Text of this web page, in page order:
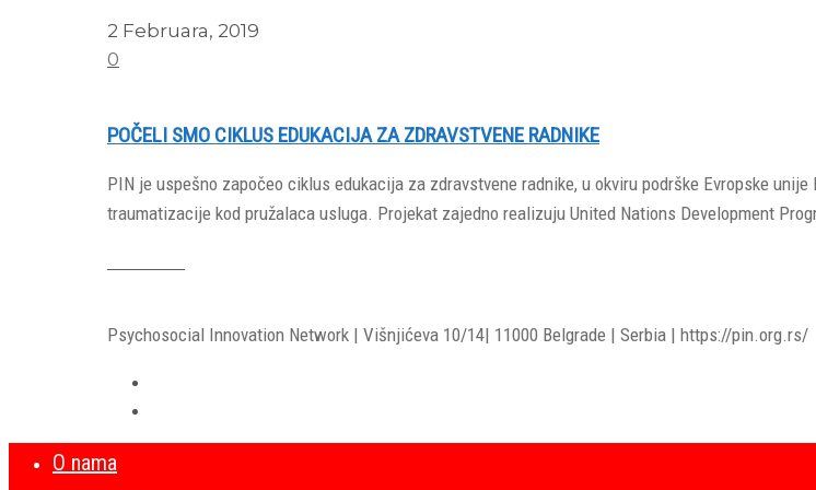
2 Februara, 2019
0
POČELI SMO CIKLUS EDUKACIJA ZA ZDRAVSTVENE RADNIKE
PIN je uspešno započeo ciklus edukacija za zdravstvene radnike, u okviru podrške Evropske
traumatizacije kod pružalaca usluga. Projekat zajedno realizuju United Nations Development
Psychosocial Innovation Network | Višnjićeva 10/14| 11000 Belgrade | Serbia | https://pin.org.rs/
O nama